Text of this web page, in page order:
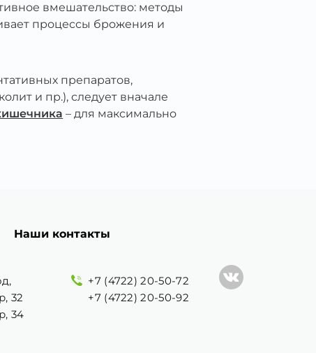
вмешательство: методы
процессы брожения и
препаратов,
и пр.), следует вначале
– для максимально
Наши контакты
32
34
+7 (4722) 20-50-72
+7 (4722) 20-50-92